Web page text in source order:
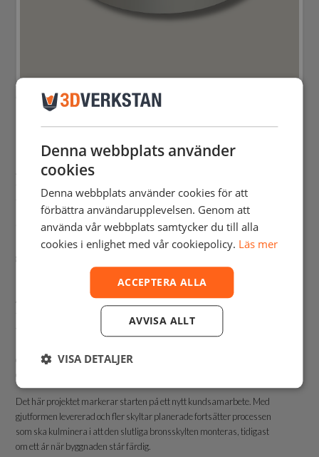
Bilderna visar digital modell till resultatet i brons från den högupplösta gjutformen
EFFEKTIVARE PROCESSER OCH
FRAMTIDA MÖJLIGHETER
Även om detta var Åkompanis första projekt med 3D-printning som
tillverkningsmetod ser de redan tydliga fördelar, framför allt i
förenklad arbetsprocess och flexibilitet.
”Vi har egentligen inte haft några svårigheter tidigare, men 3D-
printning gör det hela enklare,” säger Anders. Han tillägger att han
gärna rekommenderar tekniken särskilt för företag som har tillgång till
rätt kunskap och egna resurser.
Åkompani planerar nu att utforska fler tillämpningar där 3D-printade
formar kan effektivisera deras arbete. Samarbetet med 3DVerkstan
var deras första, men troligen inte det sista. Minst en ytterligare skylt
överväger Åkompani att 3D-printa fler formar, både för gjutna skyltar
och möjliga värmebearbetade formar/produkter.
Det här projektet markerar starten på ett nytt kundsamarbete. Med
gjutformen levererad och fler skyltar planerade fortsätter processen
som ska kulminera i att den slutliga bronsskylten monteras, tidigast
om ett år när byggnaden står färdig.
Denna webbplats använder
cookies
Denna webbplats använder cookies för att
förbättra användarupplevelsen. Genom att
använda vår webbplats samtycker du till alla
cookies i enlighet med vår cookiepolicy. Läs mer
ACCEPTERA ALLA
AVVISA ALLT
VISA DETALJER